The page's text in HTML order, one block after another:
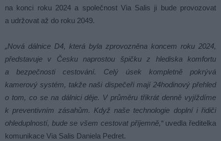
na konci roku 2024 a společnost Via Salis ji bude provozovat
a udržovat až do roku 2049.
„Nová dálnice D4, která byla zprovozněna koncem roku 2024,
představuje v Česku naprostou špičku z hlediska komfortu
a bezpečnosti cestování. Celý úsek kompletně pokrývá
kamerový systém, takže naši dispečeři mají 24hodinový přehled
o tom, co se na dálnici děje. V průměru třikrát denně vyjíždíme
k preventivním zásahům. Když naše technologie doplní i řidiči
ohleduplností, bude se všem cestovat příjemně,“uvedla ředitelka
komunikace Via Salis Daniela Pedret.